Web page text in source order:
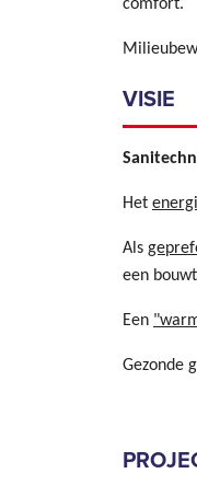
comfort.
VISIE
Het
Als
een
Een
Gezonde